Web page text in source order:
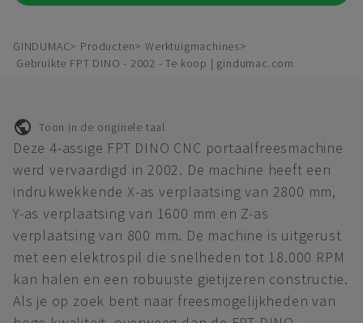
GINDUMAC Producten
Werktuigmachines
Gebruikte FPT DINO - 2002 - Te koop | gindumac.com
Toon in de originele taal
Deze 4-assige FPT DINO CNC portaalfreesmachine
werd vervaardigd in 2002. De machine heeft een
indrukwekkende X-as verplaatsing van 2800 mm,
Y-as verplaatsing van 1600 mm en Z-as
verplaatsing van 800 mm. De machine is uitgerust
met een elektrospil die snelheden tot 18.000 RPM
kan halen en een robuuste gietijzeren constructie.
Als je op zoek bent naar freesmogelijkheden van